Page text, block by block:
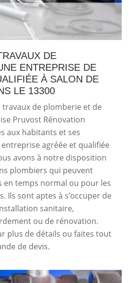
DE
ENTREPRISE DE
À SALON DE
LE 13300
travaux de plomberie et de
Pruvost Rénovation
aux habitants et ses
agréée et qualifiée
avons à notre disposition
plombiers qui peuvent
en temps normal ou pour les
Ils sont aptes à s’occuper de
sanitaire,
ou de rénovation.
plus de détails ou faites tout
de devis.